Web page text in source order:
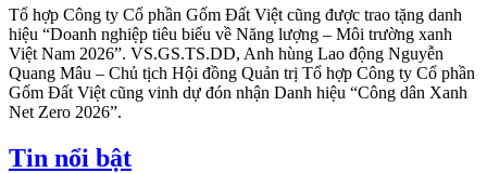
Tổ hợp Công ty Cổ phần Gốm Đất Việt cũng được trao tặng danh
hiệu “Doanh nghiệp tiêu biểu về Năng lượng – Môi trường xanh
Việt Nam 2026”. VS.GS.TS.DD, Anh hùng Lao động Nguyễn
Quang Mâu – Chủ tịch Hội đồng Quản trị Tổ hợp Công ty Cổ phần
Gốm Đất Việt cũng vinh dự đón nhận Danh hiệu “Công dân Xanh
Net Zero 2026”.
Tin nổi bật